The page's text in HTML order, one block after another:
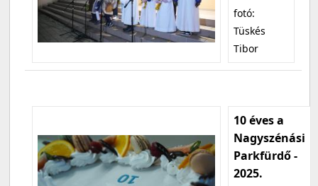
fotó:
Tüskés
Tibor
10 éves a
Nagyszénási
Parkfürdő -
2025.